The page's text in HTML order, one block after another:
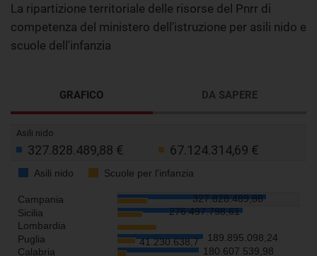
La ripartizione territoriale delle risorse del Pnrr di
competenza del ministero dell'istruzione per asili nido e
scuole dell'infanzia
GRAFICO DA SAPERE